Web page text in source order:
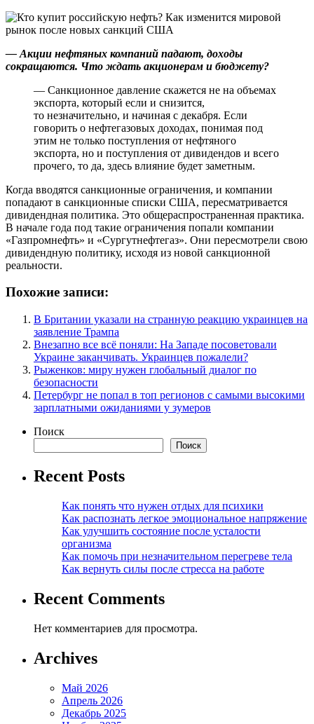
— Акции нефтяных компаний падают, доходы
сокращаются. Что ждать акционерам и бюджету?
— Санкционное давление скажется не на объемах
экспорта, который если и снизится,
то незначительно, и начиная с декабря. Если
говорить о нефтегазовых доходах, понимая под
этим не только поступления от нефтяного
экспорта, но и поступления от дивидендов и всего
прочего, то да, здесь влияние будет заметным.
Когда вводятся санкционные ограничения, и компании
попадают в санкционные списки США, пересматривается
дивидендная политика. Это общераспространенная практика.
В начале года под такие ограничения попали компании
«Газпромнефть» и «Сургутнефтегаз». Они пересмотрели свою
дивидендную политику, исходя из новой санкционной
реальности.
Похожие записи:
В Британии указали на странную реакцию украинцев на
заявление Трампа
Внезапно все всё поняли: На Западе посоветовали
Украине заканчивать. Украинцев пожалели?
Рыженков: миру нужен глобальный диалог по
безопасности
Петербург не попал в топ регионов с самыми высокими
зарплатными ожиданиями у зумеров
Поиск
Поиск
Recent Posts
Как понять что нужен отдых для психики
Как распознать легкое эмоциональное напряжение
Как улучшить состояние после усталости
организма
Как помочь при незначительном перегреве тела
Как вернуть силы после стресса на работе
Recent Comments
Нет комментариев для просмотра.
Archives
Май 2026
Апрель 2026
Декабрь 2025